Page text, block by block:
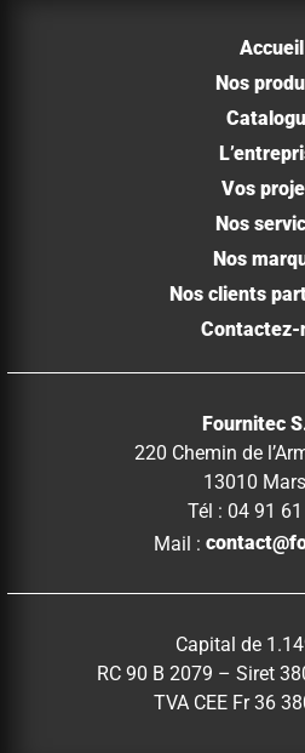
Accueil
Nos
Vos
Nos
Nos
Nos clients
Contactez-
Fournitec
220 Chemin de
13010
Tél : 04 91
Mail :
Capital de
RC 90 B 2079 – Siret
TVA CEE Fr 36